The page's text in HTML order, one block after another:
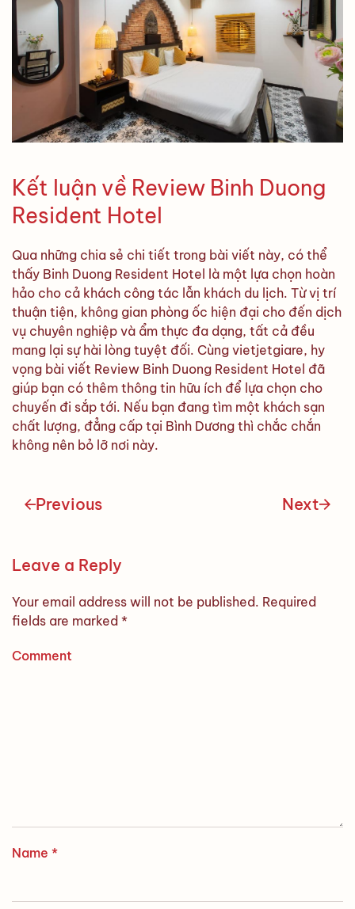
Kết luận về Review Binh Duong
Resident Hotel
Qua những chia sẻ chi tiết trong bài viết này, có thể
thấy Binh Duong Resident Hotel là một lựa chọn hoàn
hảo cho cả khách công tác lẫn khách du lịch. Từ vị trí
thuận tiện, không gian phòng ốc hiện đại cho đến dịch
vụ chuyên nghiệp và ẩm thực đa dạng, tất cả đều
mang lại sự hài lòng tuyệt đối. Cùng vietjetgiare, hy
vọng bài viết Review Binh Duong Resident Hotel đã
giúp bạn có thêm thông tin hữu ích để lựa chọn cho
chuyến đi sắp tới. Nếu bạn đang tìm một khách sạn
chất lượng, đẳng cấp tại Bình Dương thì chắc chắn
không nên bỏ lỡ nơi này.
Previous Next
Leave a Reply
Your email address will not be published. Required
fields are marked *
Comment
Name *